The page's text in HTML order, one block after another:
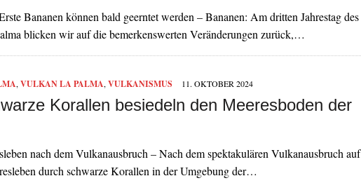
Bananen können bald geerntet werden – Bananen: Am dritten Jahrestag des
blicken wir auf die bemerkenswerten Veränderungen zurück,…
, VULKAN LA PALMA, VULKANISMUS 11. OKTOBER 2024
Korallen besiedeln den Meeresboden der
nach dem Vulkanausbruch – Nach dem spektakulären Vulkanausbruch auf
durch schwarze Korallen in der Umgebung der…